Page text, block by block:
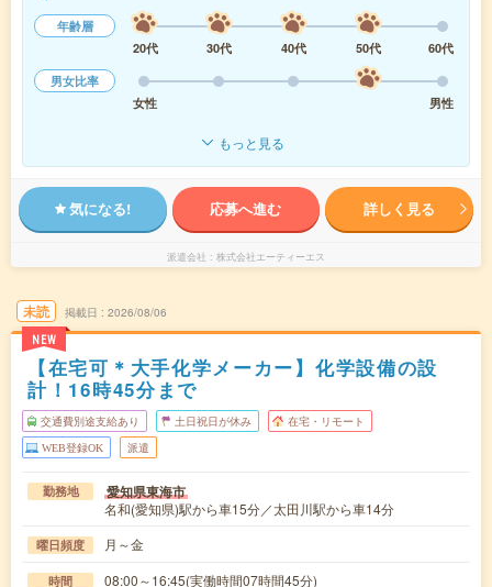
年齢層
20代
30代 40代 50代
60代
男女比率
女性
男性
もっと見る
気になる! 応募へ進む 詳しく見る
派遣会社 株式会社エーティーエス
未読
NEW
掲載日 2026/08/06
【在宅可＊大手化学メーカー】化学設備の設
計！16時45分まで
交通費別途支給あり 土日祝日が休み 在宅・リモート
WEB登録OK 派遣
勤務地 愛知県東海市
名和(愛知県)駅から車15分／太田川駅から車14分
曜日頻度 月～金
時間 08:00～16:45(実働時間07時間45分)